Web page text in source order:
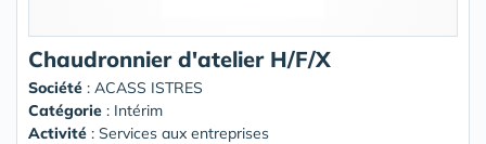
Chaudronnier d'atelier H/F/X
Société : ACASS ISTRES
Catégorie : Intérim
Activité : Services aux entreprises